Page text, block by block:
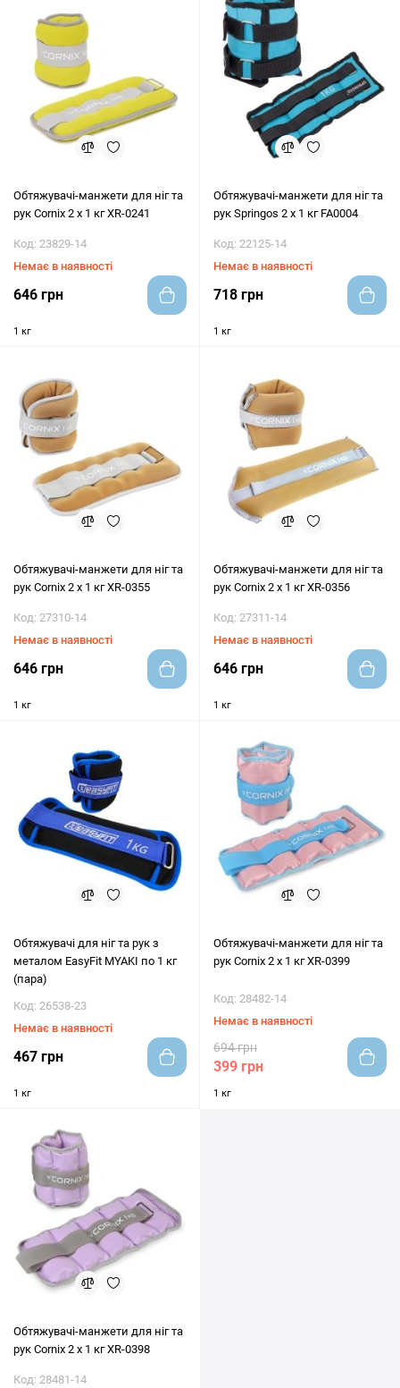
Обтяжувачі-манжети для ніг та
рук Cornix 2 x 1 кг XR-0241
Код: 23829-14
Немає в наявності
646 грн
1 кг
Обтяжувачі-манжети для ніг та
рук Springos 2 x 1 кг FA0004
Код: 22125-14
Немає в наявності
718 грн
1 кг
Обтяжувачі-манжети для ніг та
рук Cornix 2 x 1 кг XR-0355
Код: 27310-14
Немає в наявності
646 грн
1 кг
Обтяжувачі-манжети для ніг та
рук Cornix 2 x 1 кг XR-0356
Код: 27311-14
Немає в наявності
646 грн
1 кг
Обтяжувачі для ніг та рук з
металом EasyFit MYAKI по 1 кг
(пара)
Код: 26538-23
Немає в наявності
467 грн
1 кг
Обтяжувачі-манжети для ніг та
рук Cornix 2 x 1 кг XR-0399
Код: 28482-14
Немає в наявності
694 грн
399 грн
1 кг
Обтяжувачі-манжети для ніг та
рук Cornix 2 x 1 кг XR-0398
Код: 28481-14